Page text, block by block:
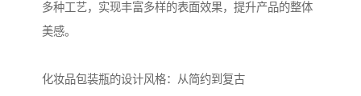
多种工艺，实现丰富多样的表面效果，提升产品的整体
美感。
化妆品包装瓶的设计风格：从简约到复古